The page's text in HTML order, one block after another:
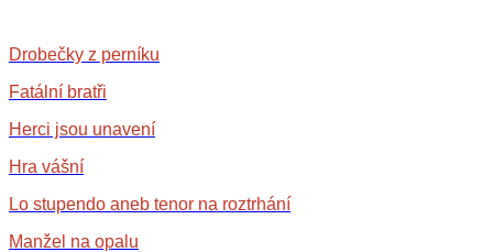
Drobečky z perníku
Fatální bratři
Herci jsou unavení
Hra vášní
Lo stupendo aneb tenor na roztrhání
Manžel na opalu